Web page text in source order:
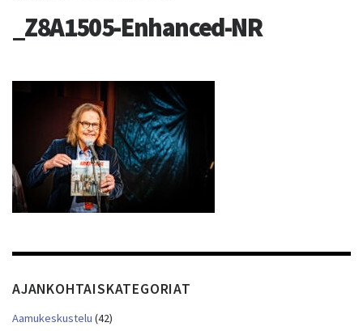
_Z8A1505-Enhanced-NR
AJANKOHTAISKATEGORIAT
Aamukeskustelu (42)